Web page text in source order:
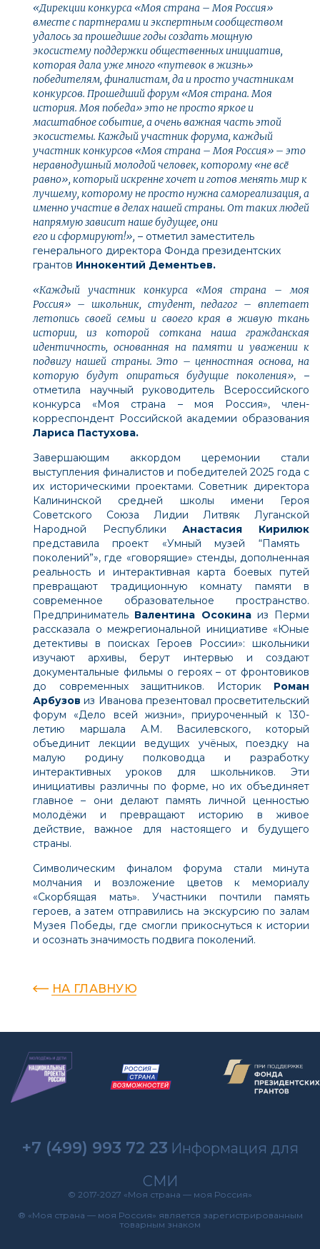
«Дирекции конкурса «Моя страна – Моя Россия»
вместе с партнерами и экспертным сообществом
удалось за прошедшие годы создать мощную
экосистему поддержки общественных инициатив,
которая дала уже много «путевок в жизнь»
победителям, финалистам, да и просто участникам
конкурсов. Прошедший форум «Моя страна. Моя
история. Моя победа» это не просто яркое и
масштабное событие, а очень важная часть этой
экосистемы. Каждый участник форума, каждый
участник конкурсов «Моя страна – Моя Россия» – это
неравнодушный молодой человек, которому «не всё
равно», который искренне хочет и готов менять мир к
лучшему, которому не просто нужна самореализация, а
именно участие в делах нашей страны. От таких людей
напрямую зависит наше будущее, они
его и сформируют!», – отметил заместитель
генерального директора Фонда президентских
грантов Иннокентий Дементьев.
«Каждый участник конкурса «Моя страна – моя
Россия» – школьник, студент, педагог – вплетает
летопись своей семьи и своего края в живую ткань
истории, из которой соткана наша гражданская
идентичность, основанная на памяти и уважении к
подвигу нашей страны. Это – ценностная основа, на
которую будут опираться будущие поколения», –
отметила научный руководитель Всероссийского
конкурса «Моя страна – моя Россия», член-
корреспондент Российской академии образования
Лариса Пастухова.
Завершающим аккордом церемонии стали
выступления финалистов и победителей 2025 года с
их историческими проектами. Советник директора
Калининской средней школы имени Героя
Советского Союза Лидии Литвяк Луганской
Народной РеспубликиАнастасия Кирилюк
представила проект «Умный музей “Память
поколений”», где «говорящие» стенды, дополненная
реальность и интерактивная карта боевых путей
превращают традиционную комнату памяти в
современное образовательное пространство.
Предприниматель Валентина Осокинаиз Перми
рассказала о межрегиональной инициативе «Юные
детективы в поисках Героев России»: школьники
изучают архивы, берут интервью и создают
документальные фильмы о героях – от фронтовиков
до современных защитников. Историк Роман
Арбузов из Иванова презентовал просветительский
форум «Дело всей жизни», приуроченный к 130-
летию маршала А.М. Василевского, который
объединит лекции ведущих учёных, поездку на
малую родину полководца и разработку
интерактивных уроков для школьников. Эти
инициативы различны по форме, но их объединяет
главное – они делают память личной ценностью
молодёжи и превращают историю в живое
действие, важное для настоящего и будущего
страны.
Символическим финалом форума стали минута
молчания и возложение цветов к мемориалу
«Скорбящая мать». Участники почтили память
героев, а затем отправились на экскурсию по залам
Музея Победы, где смогли прикоснуться к истории
и осознать значимость подвига поколений.
НА ГЛАВНУЮ
+7 (499) 993 72 23 Информация для
СМИ
© 2017-2027 «Моя страна — моя Россия»
® «Моя страна — моя Россия» является зарегистрированным
товарным знаком